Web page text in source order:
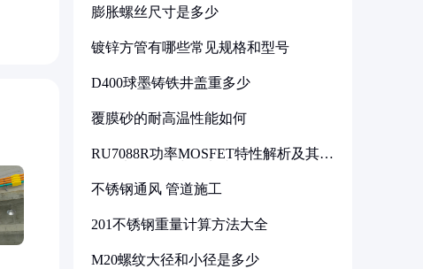
膨胀螺丝尺寸是多少
镀锌方管有哪些常见规格和型号
D400球墨铸铁井盖重多少
覆膜砂的耐高温性能如何
RU7088R功率MOSFET特性解析及其在
不锈钢通风 管道施工
201不锈钢重量计算方法大全
M20螺纹大径和小径是多少